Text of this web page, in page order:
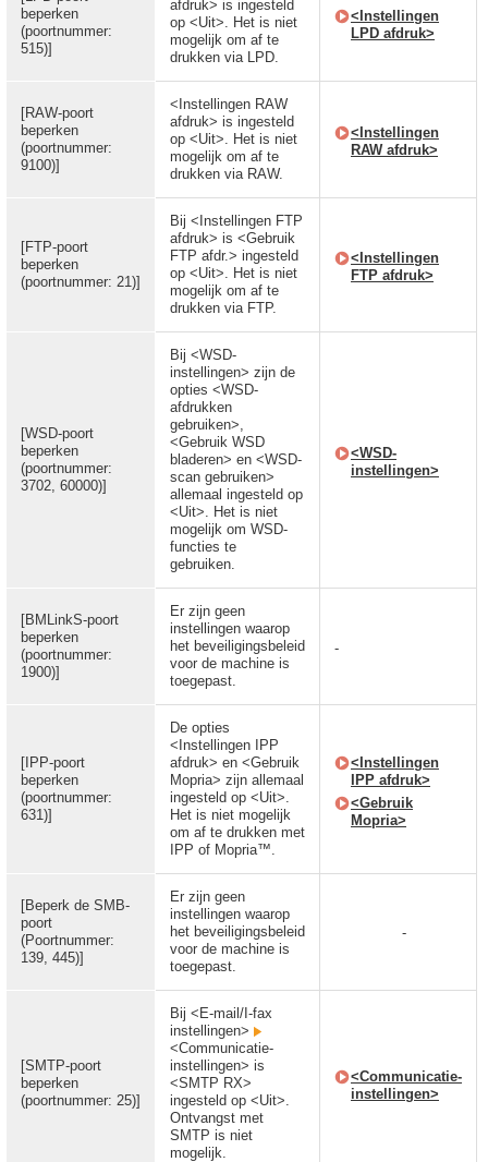
beperken
(poortnummer:
515)]
afdruk> is ingesteld
op <Uit>. Het is niet
mogelijk om af te
drukken via LPD.
<Instellingen
LPD afdruk>
[RAW-poort
beperken
(poortnummer:
9100)]
<Instellingen RAW
afdruk> is ingesteld
op <Uit>. Het is niet
mogelijk om af te
drukken via RAW.
<Instellingen
RAW afdruk>
[FTP-poort
beperken
(poortnummer: 21)]
Bij <Instellingen FTP
afdruk> is <Gebruik
FTP afdr.> ingesteld
op <Uit>. Het is niet
mogelijk om af te
drukken via FTP.
<Instellingen
FTP afdruk>
[WSD-poort
beperken
(poortnummer:
3702, 60000)]
Bij <WSD-
instellingen> zijn de
opties <WSD-
afdrukken
gebruiken>,
<Gebruik WSD
bladeren> en <WSD-
scan gebruiken>
allemaal ingesteld op
<Uit>. Het is niet
mogelijk om WSD-
functies te
gebruiken.
<WSD-
instellingen>
[BMLinkS-poort
beperken
(poortnummer:
1900)]
Er zijn geen
instellingen waarop
het beveiligingsbeleid
voor de machine is
toegepast.
-
[IPP-poort
beperken
(poortnummer:
631)]
De opties
<Instellingen IPP
afdruk> en <Gebruik
Mopria> zijn allemaal
ingesteld op <Uit>.
Het is niet mogelijk
om af te drukken met
IPP of Mopria™.
<Instellingen
IPP afdruk>
<Gebruik
Mopria>
[Beperk de SMB-
poort
(Poortnummer:
139, 445)]
Er zijn geen
instellingen waarop
het beveiligingsbeleid
voor de machine is
toegepast.
-
[SMTP-poort
beperken
(poortnummer: 25)]
Bij <E-mail/I-fax
instellingen>
<Communicatie-
instellingen> is
<SMTP RX>
ingesteld op <Uit>.
Ontvangst met
SMTP is niet
mogelijk.
<Communicatie-
instellingen>